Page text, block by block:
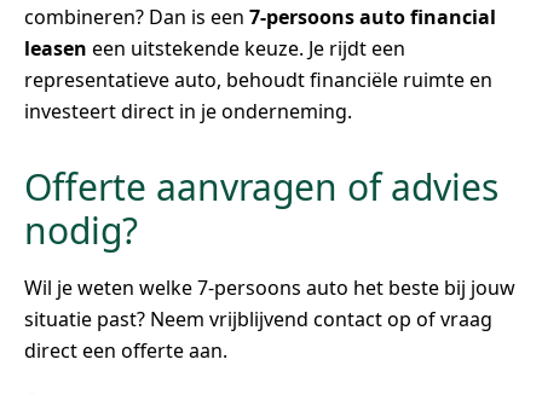
combineren? Dan is een 7-persoons auto financial
leasen een uitstekende keuze. Je rijdt een
representatieve auto, behoudt financiële ruimte en
investeert direct in je onderneming.
Offerte aanvragen of advies
nodig?
Wil je weten welke 7-persoons auto het beste bij jouw
situatie past? Neem vrijblijvend contact op of vraag
direct een offerte aan.